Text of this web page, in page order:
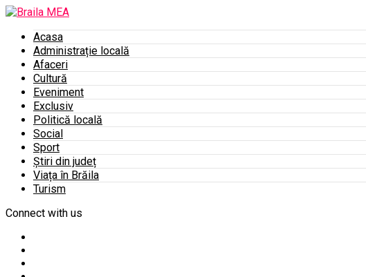
Acasa
Administrație locală
Afaceri
Cultură
Eveniment
Exclusiv
Politică locală
Social
Sport
Știri din județ
Viața în Brăila
Turism
Connect with us